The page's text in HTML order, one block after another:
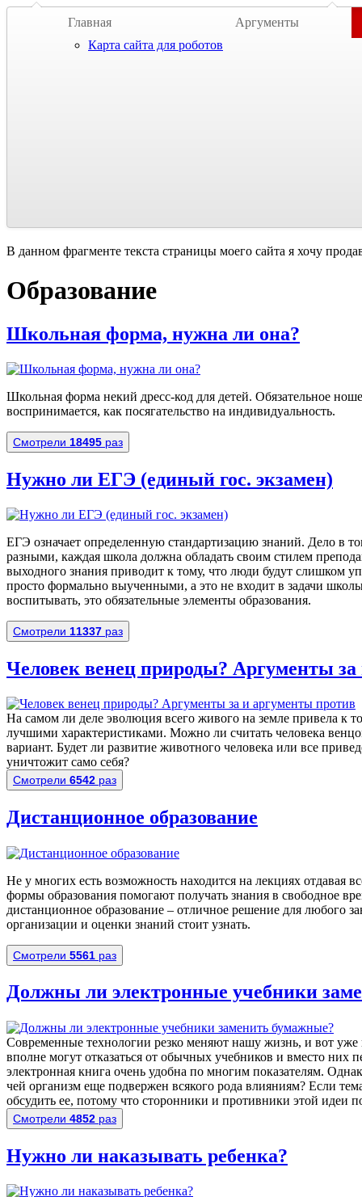
Главная
Карта сайта для роботов
Аргументы
В данном фрагменте текста страницы моего сайта я хочу
Образование
Школьная форма, нужна ли она?
Школьная форма некий дресс-код для детей. Обязательное
воспринимается, как посягательство на индивидуальность.
Смотрели 18495 раз
Нужно ли ЕГЭ (единый гос. экзамен)
ЕГЭ означает определенную стандартизацию знаний. Дело в
разными, каждая школа должна обладать своим стилем
выходного знания приводит к тому, что люди будут слишком
просто формально выученными, а это не входит в задачи
воспитывать, это обязательные элементы образования.
Смотрели 11337 раз
Человек венец природы? Аргументы
На самом ли деле эволюция всего живого на земле привела к
лучшими характеристиками. Можно ли считать человека
вариант. Будет ли развитие животного человека или все
уничтожит само себя?
Смотрели 6542 раз
Дистанционное образование
Не у многих есть возможность находится на лекциях отдавая
формы образования помогают получать знания в свободное
дистанционное образование – отличное решение для любого
организации и оценки знаний стоит узнать.
Смотрели 5561 раз
Должны ли электронные учебники
Современные технологии резко меняют нашу жизнь, и вот
вполне могут отказаться от обычных учебников и вместо них
электронная книга очень удобна по многим показателям.
чей организм еще подвержен всякого рода влияниям? Если
обсудить ее, потому что сторонники и противники этой
Смотрели 4852 раз
Нужно ли наказывать ребенка?